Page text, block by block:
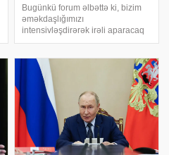
aparacaq
Bugünkü forum əlbəttə ki, bizim
əməkdaşlığımızı
intensivləşdirərək irəli aparacaq
və bu, bizim üçün çox önəmlidir.
əla məhsul və xidmətləri təklif
edirlər. xəbər verir ki, bu sözləri
Çexiyanı